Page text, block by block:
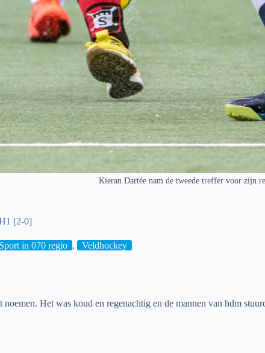
Kieran Dartée nam de tweede treffer voor zijn
[2-0]
Sport in 070 regio , Veldhockey
Het was koud en regenachtig en de mannen van hdm